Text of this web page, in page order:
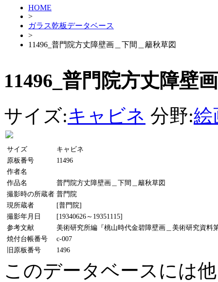
HOME
>
ガラス乾板データベース
>
11496_普門院方丈障壁画＿下間＿籬秋草図
11496_普門院方丈障壁
サイズ:キャビネ 分野:絵
サイズ
キャビネ
原板番号
11496
作者名
作品名
普門院方丈障壁画＿下間＿籬秋草図
撮影時の所蔵者 普門院
現所蔵者
[普門院]
撮影年月日
[19340626～19351115]
参考文献
美術研究所編『桃山時代金碧障壁画＿美術研究資料
焼付台帳番号
c-007
旧原板番号
1496
このデータベースには